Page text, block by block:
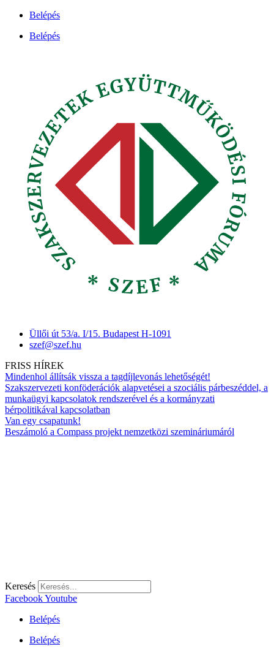
Ugrás
tartalomhoz
Belépés
Belépés
Üllői út 53/a. I/15. Budapest H-1091
szef@szef.hu
FRISS HÍREK
Mindenhol állítsák vissza a tagdíjlevonás lehetőségét!
Szakszervezeti konföderációk alapvetései a szociális párbeszéddel, a
munkaügyi kapcsolatok rendszerével és a kormányzati
bérpolitikával kapcsolatban
Van egy csapatunk!
Beszámoló a Compass projekt nemzetközi szemináriumáról
Keresés
FacebookYoutube
Belépés
Belépés